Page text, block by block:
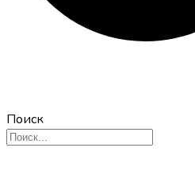
Поиск